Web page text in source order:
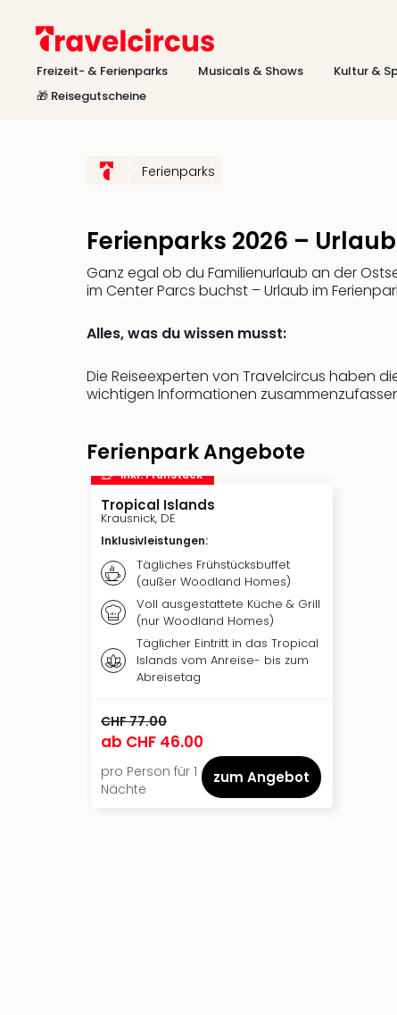
Freizeit- & Ferienparks Musicals & Shows Kultur &
🎁 Reisegutscheine
Ferienparks
Ferienparks 2026 –
Ganz egal ob du Familienurlaub an der
im Center Parcs buchst – Urlaub im
Alles, was du wissen musst:
Die Reiseexperten von Travelcircus haben
wichtigen Informationen
Ferienpark Angebote
inkl. Frühstück
Tropical Islands
Krausnick, DE
Inklusivleistungen:
Tägliches Frühstücksbuffet
(außer Woodland Homes)
Voll ausgestattete Küche & Grill
(nur Woodland Homes)
Täglicher Eintritt in das Tropical
Islands vom Anreise- bis zum
Abreisetag
CHF 77.00
ab CHF 46.00
pro Person für 1
Nächte
zum Angebot